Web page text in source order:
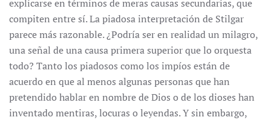
explicarse en términos de meras causas secundarias, que
compiten entre sí. La piadosa interpretación de Stilgar
parece más razonable. ¿Podría ser en realidad un milagro,
una señal de una causa primera superior que lo orquesta
todo? Tanto los piadosos como los impíos están de
acuerdo en que al menos algunas personas que han
pretendido hablar en nombre de Dios o de los dioses han
inventado mentiras, locuras o leyendas. Y sin embargo,